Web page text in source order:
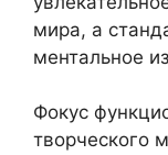
мира, а
ментальное
Фокус
творческого